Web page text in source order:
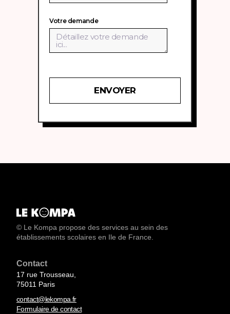
Votre demande
© Le Kompa propose des services au sein des
établissements scolaires en Ile de France.
Contact
17 rue Trousseau,
75011 Paris
contact@lekompa.fr
Formulaire de contact